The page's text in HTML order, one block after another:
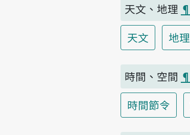
天文、地理 ¶
天文
地理
時間、空間 ¶
時間節令